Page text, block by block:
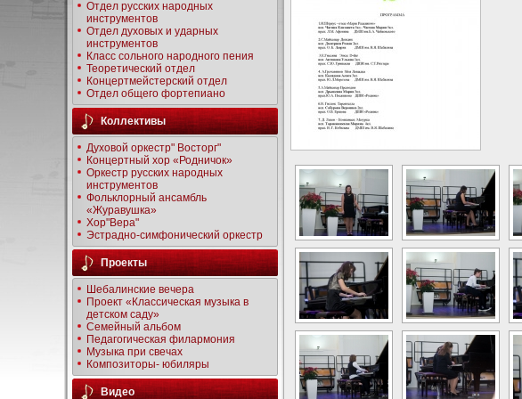
Отдел русских народных
инструментов
Отдел духовых и ударных
инструментов
Класс сольного народного пения
Теоретический отдел
Концертмейстерский отдел
Отдел общего фортепиано
Коллективы
Духовой оркестр" Восторг"
Концертный хор «Родничок»
Оркестр русских народных
инструментов
Фольклорный ансамбль
«Журавушка»
Хор"Вера"
Эстрадно-симфонический оркестр
Проекты
Шебалинские вечера
Проект «Классическая музыка в
детском саду»
Семейный альбом
Педагогическая филармония
Музыка при свечах
Композиторы- юбиляры
Видео